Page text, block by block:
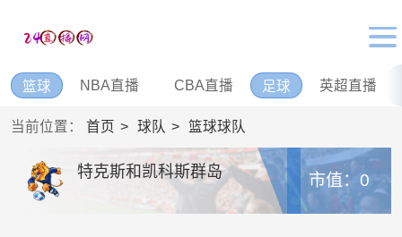
篮球 NBA直播 CBA直播 足球 英超直播
当前位置： 首页 球队 篮球球队
特克斯和凯科斯群岛 市值：0